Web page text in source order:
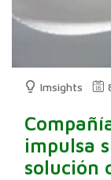
Imsights
impulsa
solución